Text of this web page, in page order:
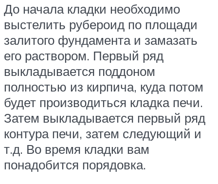
До начала кладки необходимо
выстелить рубероид по площади
залитого фундамента и замазать
его раствором. Первый ряд
выкладывается поддоном
полностью из кирпича, куда потом
будет производиться кладка печи.
Затем выкладывается первый ряд
контура печи, затем следующий и
т.д. Во время кладки вам
понадобится порядовка.